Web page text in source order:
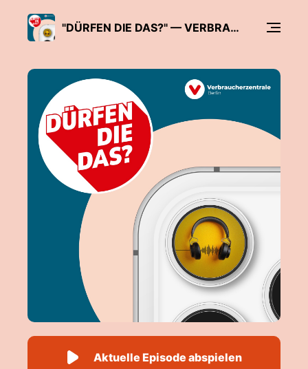
"DÜRFEN DIE DAS?" — VERBRAUCHERSCHUTZ IN ALLER TIEFE
Aktuelle Episode abspielen